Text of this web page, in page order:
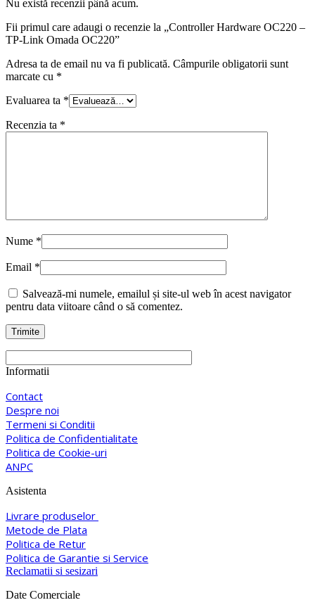
Nu există recenzii până acum.
Fii primul care adaugi o recenzie la „Controller Hardware OC220 –
TP-Link Omada OC220”
Adresa ta de email nu va fi publicată. Câmpurile obligatorii sunt
marcate cu *
Evaluarea ta *
Recenzia ta *
Nume *
Email *
Salvează-mi numele, emailul și site-ul web în acest navigator
pentru data viitoare când o să comentez.
Informatii
Contact
Despre noi
Termeni si Conditii
Politica de Confidentialitate
Politica de Cookie-uri
ANPC
Asistenta
Livrare produselor
Metode de Plata
Politica de Retur
Politica de Garantie si Service
Reclamatii si sesizari
Date Comerciale